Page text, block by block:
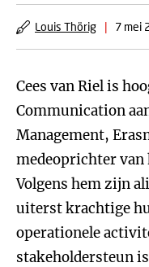
Louis Thörig | 7 mei
Cees van Riel is
Communication
Management,
medeoprichter
Volgens hem zijn
uiterst krachtige
operationele
stakeholdersteun